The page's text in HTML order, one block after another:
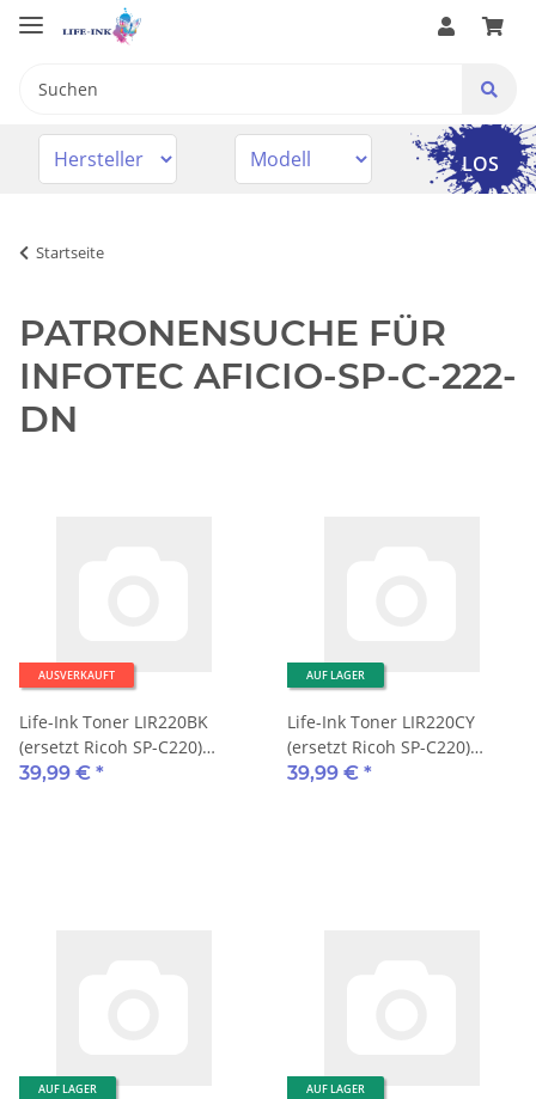
LOS
Startseite
PATRONENSUCHE FÜR
INFOTEC AFICIO-SP-C-222-
DN
AUSVERKAUFT
Life-Ink Toner LIR220BK
(ersetzt Ricoh SP-C220)
2.300 Seiten schwarz
39,99 € *
AUF LAGER
Life-Ink Toner LIR220CY
(ersetzt Ricoh SP-C220)
2.000 Seiten cyan
39,99 € *
AUF LAGER AUF LAGER